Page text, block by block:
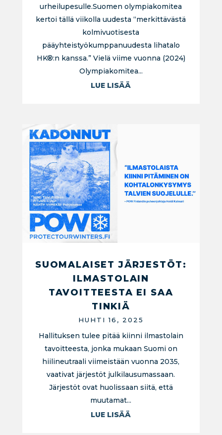
urheilupesulle.Suomen olympiakomitea
kertoi tällä viikolla uudesta “merkittävästä
kolmivuotisesta
pääyhteistyökumppanuudesta lihatalo
HK®:n kanssa.” Vielä viime vuonna (2024)
Olympiakomitea...
LUE LISÄÄ
SUOMALAISET JÄRJESTÖT:
ILMASTOLAIN
TAVOITTEESTA EI SAA
TINKIÄ
HUHTI 16, 2025
Hallituksen tulee pitää kiinni ilmastolain
tavoitteesta, jonka mukaan Suomi on
hiilineutraali viimeistään vuonna 2035,
vaativat järjestöt julkilausumassaan.
Järjestöt ovat huolissaan siitä, että
muutamat...
LUE LISÄÄ